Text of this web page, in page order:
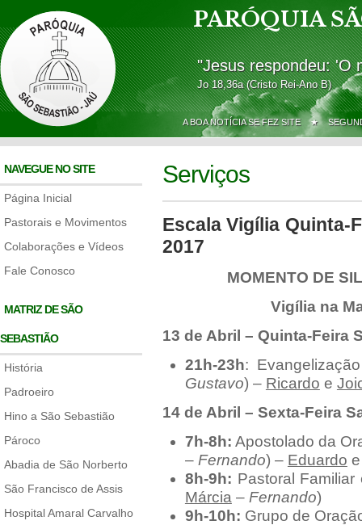
PARÓQUIA
"Jesus respondeu: 'O
Jo 18,36a (Cristo Rei-Ano B)
A BOA NOTÍCIA SE FEZ SITE ★
NAVEGUE NO SITE
Página Inicial
Pastorais e Movimentos
Colaborações e Vídeos
Fale Conosco
MATRIZ DE SÃO
SEBASTIÃO
História
Padroeiro
Hino a São Sebastião
Pároco
Abadia de São Norberto
São Francisco de Assis
Hospital Amaral Carvalho
Serviços
Escala Vigília Quinta-
2017
MOMENTO DE
Vigília na
13 de Abril – Quinta-Feira
21h-23h:
Gustavo) – Ricardo e
14 de Abril – Sexta-Feira
7h-8h: Apostolado da
– Fernando) – Eduardo
8h-9h: Pastoral
Márcia – Fernando)
9h-10h: Grupo de